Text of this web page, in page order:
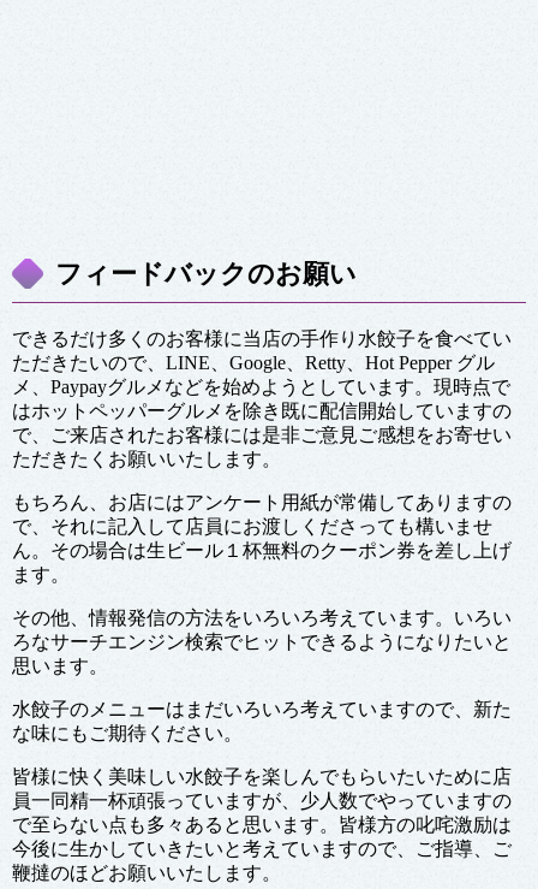
フィードバックのお願い
できるだけ多くのお客様に当店の手作り水餃子を食べてい
ただきたいので、LINE、Google、Retty、Hot Pepper グル
メ、Paypayグルメなどを始めようとしています。現時点で
はホットペッパーグルメを除き既に配信開始していますの
で、ご来店されたお客様には是非ご意見ご感想をお寄せい
ただきたくお願いいたします。
もちろん、お店にはアンケート用紙が常備してありますの
で、それに記入して店員にお渡しくださっても構いませ
ん。その場合は生ビール１杯無料のクーポン券を差し上げ
ます。
その他、情報発信の方法をいろいろ考えています。いろい
ろなサーチエンジン検索でヒットできるようになりたいと
思います。
水餃子のメニューはまだいろいろ考えていますので、新た
な味にもご期待ください。
皆様に快く美味しい水餃子を楽しんでもらいたいために店
員一同精一杯頑張っていますが、少人数でやっていますの
で至らない点も多々あると思います。皆様方の叱咤激励は
今後に生かしていきたいと考えていますので、ご指導、ご
鞭撻のほどお願いいたします。